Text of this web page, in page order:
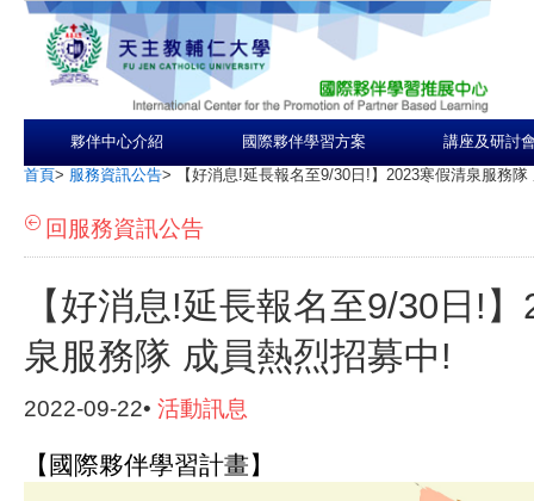
夥伴中心介紹 國際夥伴學習方案 講座及研討
首頁> 服務資訊公告> 【好消息!延長報名至9/30日!】2023寒假清泉服務
回服務資訊公告
【好消息!延長報名至9/30日!
泉服務隊 成員熱烈招募中!
2022-09-22• 活動訊息
【國際夥伴學習計畫】